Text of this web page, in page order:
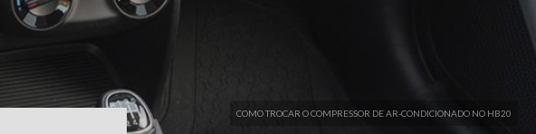
COMO TROCAR O COMPRESSOR DE AR-CONDICIONADO NO HB20